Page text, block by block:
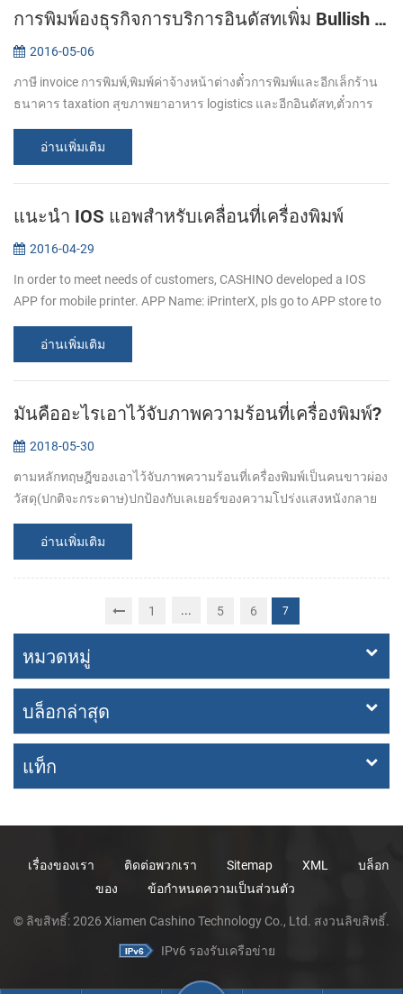
การพิมพ์องธุรกิจการบริการอินดัสทเพิ่ม Bullish ขอเรียกร้องของใบเสร็จของเครื่องพิมพ์
2016-05-06
ภาษี invoice การพิมพ์,พิมพ์ค่าจ้างหน้าต่างตั๋วการพิมพ์และอีกเล็กร้าน
ธนาคาร taxation สุขภาพยาอาหาร logistics และอีกอินดัสท,ตั๋วการ
ต่อรองเอกสา...
อ่านเพิ่มเติม
แนะนำ IOS แอพสำหรับเคลื่อนที่เครื่องพิมพ์
2016-04-29
In order to meet needs of customers, CASHINO developed a IOS
APP for mobile printer. APP Name: iPrinterX, pls go to APP store to
store. 2.Click ...
อ่านเพิ่มเติม
มันคืออะไรเอาไว้จับภาพความร้อนที่เครื่องพิมพ์?
2018-05-30
ตามหลักทฤษฎีของเอาไว้จับภาพความร้อนที่เครื่องพิมพ์เป็นคนขาวผ่อง
วัสดุ(ปกติจะกระดาษ)ปกป้องกับเลเยอร์ของความโปร่งแสงหนังกลาย
รูปภาพนี่ได้ก่อตั...
อ่านเพิ่มเติม
1 ... 5 6 7
หมวดหมู่
บล็อกล่าสุด
แท็ก
เรื่องของเรา ติดต่อพวกเรา Sitemap XML
บล็อก
ของ
ข้อกำหนดความเป็นส่วนตัว
© ลิขสิทธิ์: 2026 Xiamen Cashino Technology Co., Ltd. สงวนลิขสิทธิ์.
IPv6 รองรับเครือข่าย